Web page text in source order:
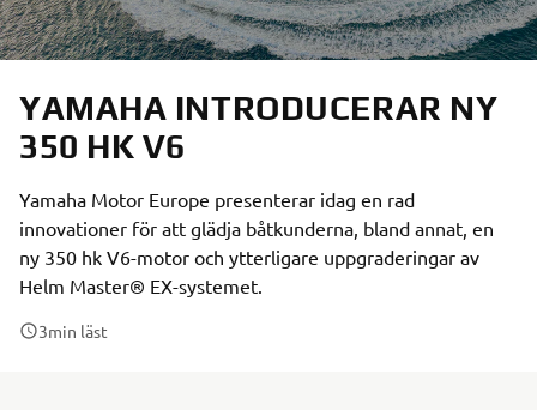
YAMAHA INTRODUCERAR NY
350 HK V6
Yamaha Motor Europe presenterar idag en rad
innovationer för att glädja båtkunderna, bland annat, en
ny 350 hk V6-motor och ytterligare uppgraderingar av
Helm Master® EX-systemet.
3min läst